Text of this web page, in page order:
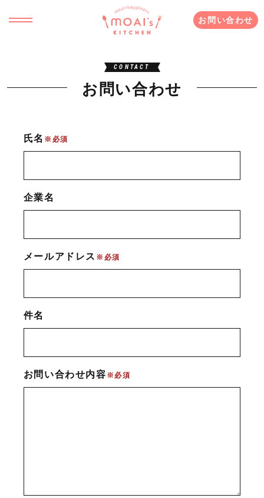
お問い合わせ
CONTACT
お問い合わせ
氏名 ※必須
企業名
メールアドレス ※必須
件名
お問い合わせ内容 ※必須